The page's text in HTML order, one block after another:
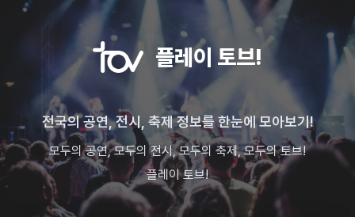
플레이 토브!
전국의 공연, 전시, 축제 정보를 한눈에 모아보기!
모두의 공연, 모두의 전시, 모두의 축제, 모두의 토브!
플레이 토브!